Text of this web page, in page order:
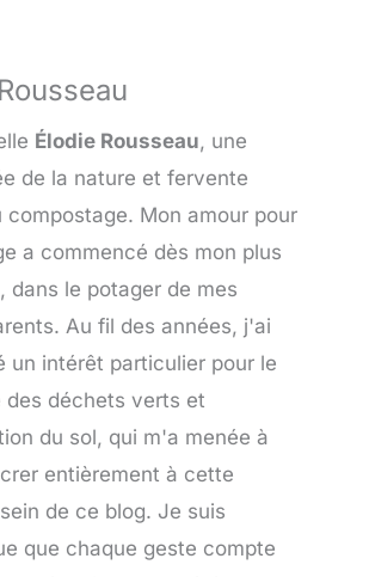
Élodie Rousseau, une
de la nature et fervente
compostage. Mon amour pour
a commencé dès mon plus
dans le potager de mes
Au fil des années, j'ai
un intérêt particulier pour le
des déchets verts et
du sol, qui m'a menée à
entièrement à cette
de ce blog. Je suis
que chaque geste compte